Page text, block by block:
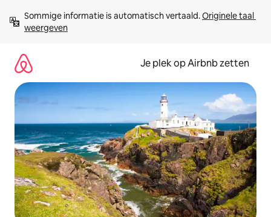
direct
naar
Sommige informatie is automatisch vertaald. Originele taal
weergeven
Je plek op Airbnb zetten